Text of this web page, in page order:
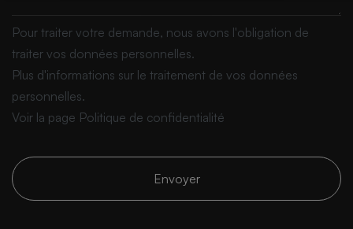
Pour traiter votre demande, nous avons l'obligation de
traiter vos données personnelles.
Plus d'informations sur le traitement de vos données
personnelles.
Voir la page Politique de confidentialité
Envoyer